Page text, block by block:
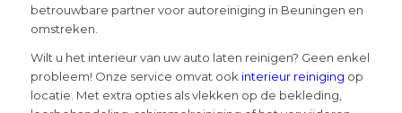
betrouwbare partner voor autoreiniging in Beuningen en
omstreken.
Wilt u het interieur van uw auto laten reinigen? Geen enkel
probleem! Onze service omvat ook interieur reiniging op
locatie. Met extra opties als vlekken op de bekleding,